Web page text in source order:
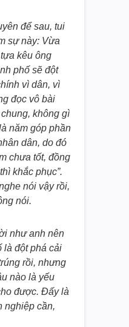
để sau, tui
sự này: Vừa
kêu ông
phố sẽ đột
vì dân, vì
đọc vô bài
không gì
năm góp phần
dân, do đó
chưa tốt, đồng
khắc phục”.
nói vậy rồi,
nói.
như anh nên
là đột phá cải
rồi, nhưng
nào là yếu
được. Đấy là
nghiệp cần,